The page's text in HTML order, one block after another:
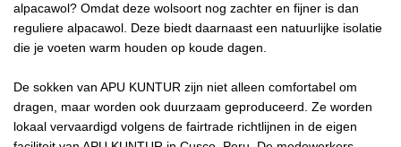
alpacawol? Omdat deze wolsoort nog zachter en fijner is dan
reguliere alpacawol. Deze biedt daarnaast een natuurlijke isolatie
die je voeten warm houden op koude dagen.
De sokken van APU KUNTUR zijn niet alleen comfortabel om
dragen, maar worden ook duurzaam geproduceerd. Ze worden
lokaal vervaardigd volgens de fairtrade richtlijnen in de eigen